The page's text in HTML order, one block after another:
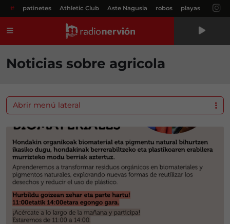
# patinetes Athletic Club Aste Nagusia robos playas
Noticias sobre agricola
Abrir menú lateral